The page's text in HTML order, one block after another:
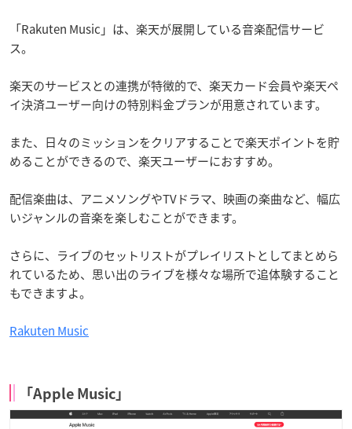
「Rakuten Music」は、楽天が展開している音楽配信サービ
ス。
楽天のサービスとの連携が特徴的で、楽天カード会員や楽天ペ
イ決済ユーザー向けの特別料金プランが用意されています。
また、日々のミッションをクリアすることで楽天ポイントを貯
めることができるので、楽天ユーザーにおすすめ。
配信楽曲は、アニメソングやTVドラマ、映画の楽曲など、幅広
いジャンルの音楽を楽しむことができます。
さらに、ライブのセットリストがプレイリストとしてまとめら
れているため、思い出のライブを様々な場所で追体験すること
もできますよ。
Rakuten Music
「Apple Music」